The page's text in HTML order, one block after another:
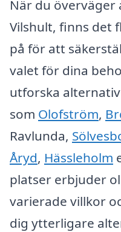
När du
Vilshult, finns det
på för att
valet för dina
utforska
som Olofström,
Ravlunda,
Åryd, Hässleholm
platser erbjuder
varierade villkor
dig ytterligare